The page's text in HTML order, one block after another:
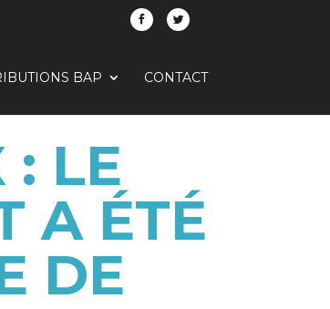
BAP CONTACT
: LE
A ÉTÉ
DE